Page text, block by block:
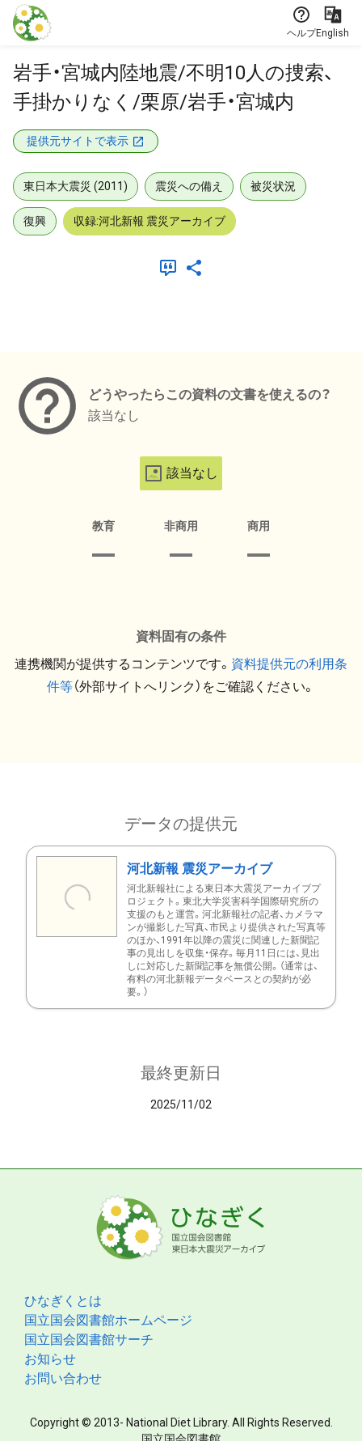
本文に飛ぶ
ヘルプEnglish
岩手・宮城内陸地震/不明10人の捜索、
手掛かりなく/栗原/岩手・宮城内
提供元サイトで表示
東日本大震災 (2011) 震災への備え 被災状況
復興 収録:河北新報 震災アーカイブ
どうやったらこの資料の文書を使えるの？
該当なし
該当なし
教育 非商用 商用
資料固有の条件
連携機関が提供するコンテンツです。 資料提供元の利用条
件等（外部サイトへリンク）をご確認ください。
データの提供元
河北新報 震災アーカイブ
河北新報社による東日本大震災アーカイブプ
ロジェクト。東北大学災害科学国際研究所の
支援のもと運営。河北新報社の記者、カメラマ
ンが撮影した写真、市民より提供された写真等
のほか、1991年以降の震災に関連した新聞記
事の見出しを収集・保存。毎月11日には、見出
しに対応した新聞記事を無償公開。（通常は、
有料の河北新報データベースとの契約が必
要。）
最終更新日
2025/11/02
ひなぎくとは
国立国会図書館ホームページ
国立国会図書館サーチ
お知らせ
お問い合わせ
Copyright © 2013- National Diet Library. All Rights Reserved.